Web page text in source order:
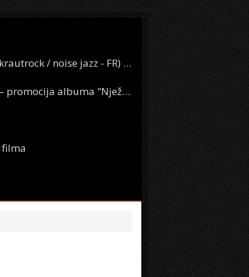
Oasis Boom (desert krautrock / noise jazz - FR) @ KONTEJNER
KSET50: Sara Renar – promocija albuma "Nježne riječi" @ Močvara
filma